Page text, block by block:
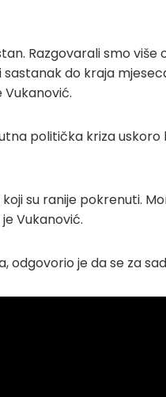
Razgovarali smo
do kraja
politička kriza
su ranije pokrenuti.
Vukanović.
je da se za